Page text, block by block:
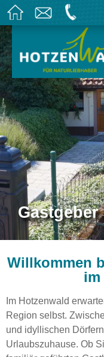
Willkommen
im
Im Hotzenwald
Region selbst.
und idyllischen
Urlaubszuhause. Ob